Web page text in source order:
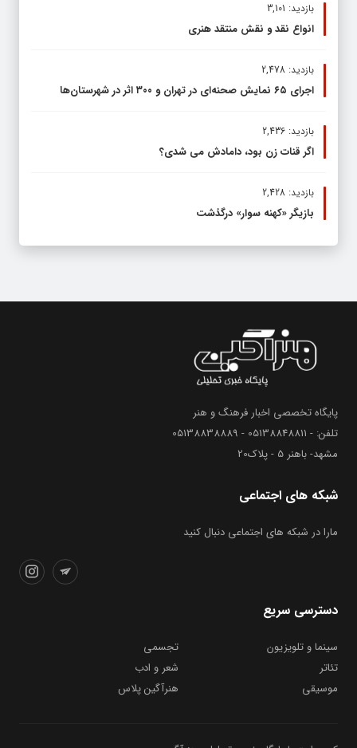
بازدید: 3,101
انواع نقد و نقش منتقد هنری
بازدید: 2,478
اجرای ۶۵ نمایش صحنه‌ای در تهران و ۳۰۰ اثر در شهرستان‌ها
بازدید: 2,436
اگر قنات زن بود، دامادش می شدی؟
بازدید: 2,428
بازیگر «کهنه سوار» درگذشت
پایگاه تخصصی اخبار فرهنگ و هنر
تلفن: - 05138848811 - 05138838889
مشهد- باهنر 5 - پلاک20
شبکه های اجتماعی
مارا در شبکه های اجتماعی دنبال کنید
دسترسی سریع
سینما و تلویزیون
تجسمی
تئاتر
شعر و ادب
موسیقی
هنرآگین پلاس